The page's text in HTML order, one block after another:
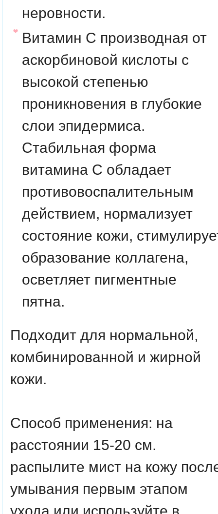
неровности.
Витамин С производная от
аскорбиновой кислоты с
высокой степенью
проникновения в глубокие
слои эпидермиса.
Стабильная форма
витамина С обладает
противовоспалительным
действием, нормализует
состояние кожи,
образование коллагена,
осветляет пигментные
пятна.
Подходит для нормальной,
комбинированной и жирной
кожи.
Способ применения: на
расстоянии 15-20 см.
распылите мист на кожу
умывания первым этапом